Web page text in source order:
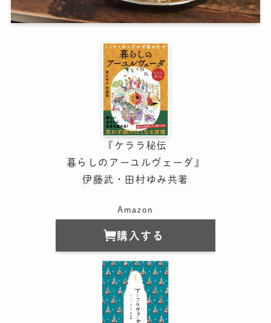
『ケララ秘伝
暮らしのアーユルヴェーダ』
伊藤武・田村ゆみ共著
Amazon
購入する